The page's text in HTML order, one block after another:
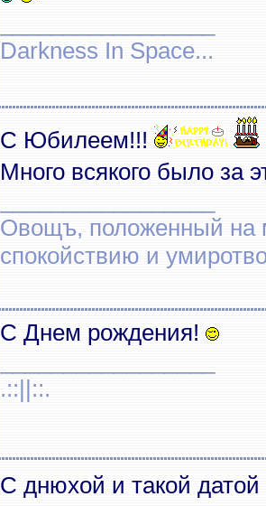
Darkness In Space...
С Юбилеем!!!
Много всякого было за
Овощъ, положенный на
спокойствию и
С Днем рождения!
.::||::.
С днюхой и такой